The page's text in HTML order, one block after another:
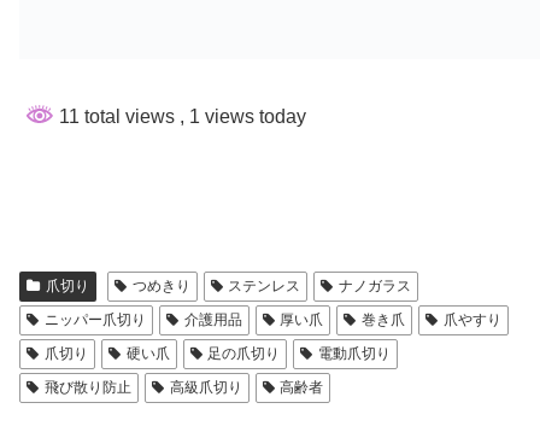
11 total views , 1 views today
爪切り つめきり ステンレス
ナノガラス
ニッパー爪切り
介護用品 厚い爪 巻き爪
爪やすり
爪切り
硬い爪 足の爪切り
電動爪切り
飛び散り防止
高級爪切り 高齢者